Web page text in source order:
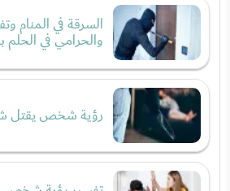
السرقة في المنام
والحرامي في الحلم
رؤية شخص يقتل